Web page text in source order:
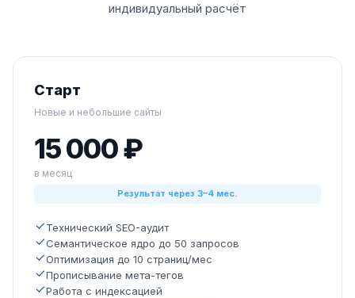
индивидуальный расчёт
Старт
Новые и небольшие сайты
15 000 ₽
в месяц
Результат через 3–4 мес.
Технический SEO-аудит
Семантическое ядро до 50 запросов
Оптимизация до 10 страниц/мес
Прописывание мета-тегов
Работа с индексацией